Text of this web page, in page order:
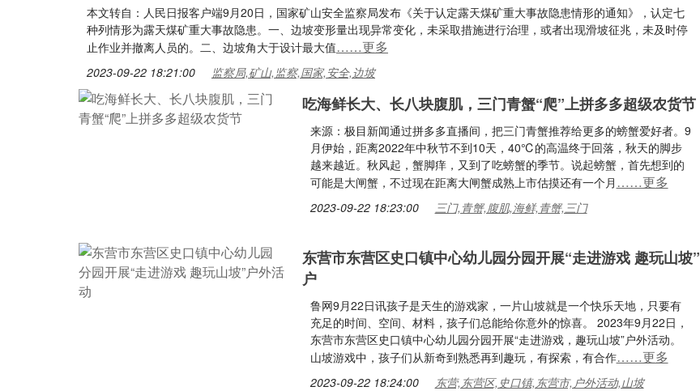
本文转自：人民日报客户端9月20日，国家矿山安全监察局发布《关于认定露天煤矿重大事故隐患情形的通知》，认定七
种列情形为露天煤矿重大事故隐患。一、边坡变形量出现异常变化，未采取措施进行治理，或者出现滑坡征兆，未及时停
止作业并撤离人员的。二、边坡角大于设计最大值……更多
2023-09-22 18:21:00 监察局,矿山,监察,国家,安全,边坡
吃海鲜长大、长八块腹肌，三门青蟹“爬”上拼多多超级农货节
来源：极目新闻通过拼多多直播间，把三门青蟹推荐给更多的螃蟹爱好者。9
月伊始，距离2022年中秋节不到10天，40℃的高温终于回落，秋天的脚步
越来越近。秋风起，蟹脚痒，又到了吃螃蟹的季节。说起螃蟹，首先想到的
可能是大闸蟹，不过现在距离大闸蟹成熟上市估摸还有一个月 ……更多
2023-09-22 18:23:00 三门,青蟹,腹肌,海鲜,青蟹,三门
东营市东营区史口镇中心幼儿园分园开展“走进游戏 趣玩山坡”
户
鲁网9月22日讯孩子是天生的游戏家，一片山坡就是一个快乐天地，只要有
充足的时间、空间、材料，孩子们总能给你意外的惊喜。 2023年9月22日，
东营市东营区史口镇中心幼儿园分园开展“走进游戏，趣玩山坡”户外活动。
山坡游戏中，孩子们从新奇到熟悉再到趣玩，有探索，有合作……更多
2023-09-22 18:24:00 东营,东营区,史口镇,东营市,户外活动,山坡